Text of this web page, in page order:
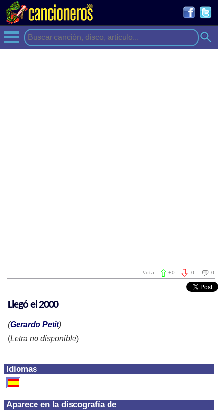
0
-0
Vota: +0
Idiomas
Aparece en la discografía de
Llegó el 2000
(Gerardo Petit)
(Letra no disponible)